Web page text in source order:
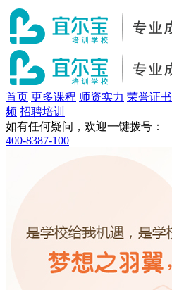
首页 更多课程 师资实力 荣誉证书
频 招聘培训
如有任何疑问，欢迎一键拨号：
400-8387-100